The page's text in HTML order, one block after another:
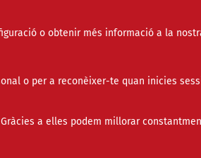
o obtenir més informació a la
o per a reconèixer-te quan inicies
a elles podem millorar